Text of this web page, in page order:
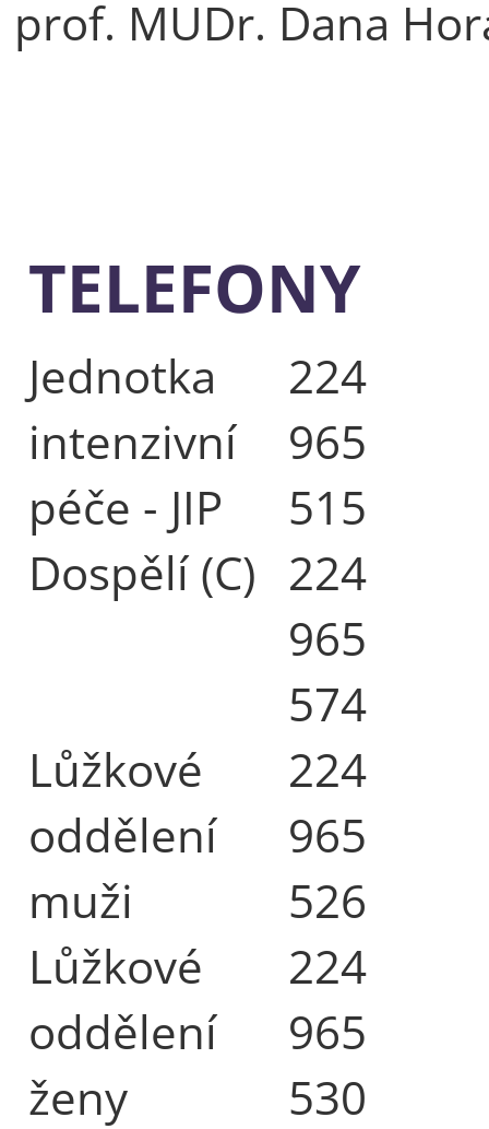
prof. MUDr. Dana
TELEFONY
Jednotka
intenzivní
péče - JIP
224
965
515
Dospělí (C) 224
965
574
Lůžkové
oddělení
muži
224
965
526
Lůžkové
oddělení
ženy
224
965
530